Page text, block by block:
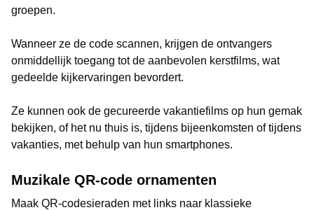
groepen.
Wanneer ze de code scannen, krijgen de ontvangers
onmiddellijk toegang tot de aanbevolen kerstfilms, wat
gedeelde kijkervaringen bevordert.
Ze kunnen ook de gecureerde vakantiefilms op hun gemak
bekijken, of het nu thuis is, tijdens bijeenkomsten of tijdens
vakanties, met behulp van hun smartphones.
Muzikale QR-code ornamenten
Maak QR-codesieraden met links naar klassieke